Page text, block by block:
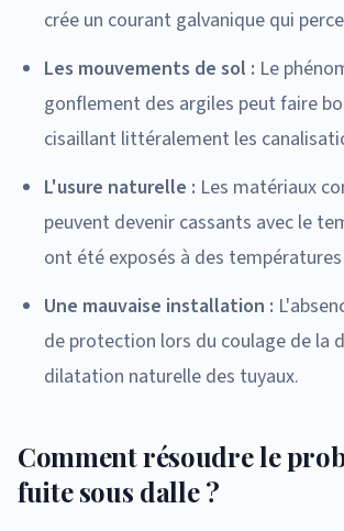
crée un courant galvanique qui
Les mouvements de sol : Le
gonflement des argiles peut faire
cisaillant littéralement les
L'usure naturelle : Les matériaux
peuvent devenir cassants avec le
ont été exposés à des
Une mauvaise installation :
de protection lors du coulage de la
dilatation naturelle des tuyaux.
Comment résoudre le
fuite sous dalle ?